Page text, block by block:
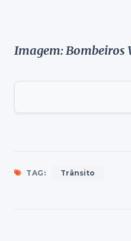
Imagem: Bombeiros
TAG: Trânsito